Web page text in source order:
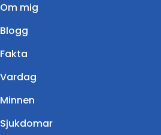
Om mig
Blogg
Fakta
Vardag
Minnen
Sjukdomar